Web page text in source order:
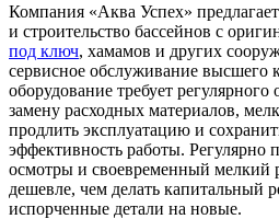
Компания «Аква Успех»
и строительство бассейнов с
под ключ, хамамов и других
сервисное обслуживание высшего
оборудование требует
замену расходных материалов,
продлить эксплуатацию и
эффективность работы. Регулярно
осмотры и своевременный мелкий
дешевле, чем делать капитальный
испорченные детали на новые.